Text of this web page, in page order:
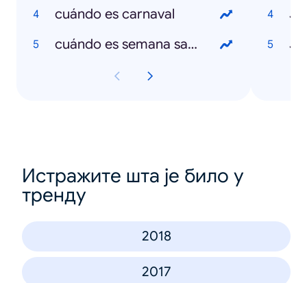
cuándo es carnaval
cuándo es semana santa
Истражите шта је било у
тренду
2018
2017